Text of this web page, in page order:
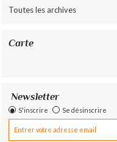
Toutes les archives
Carte
Newsletter
S'inscrire Se désinscrire